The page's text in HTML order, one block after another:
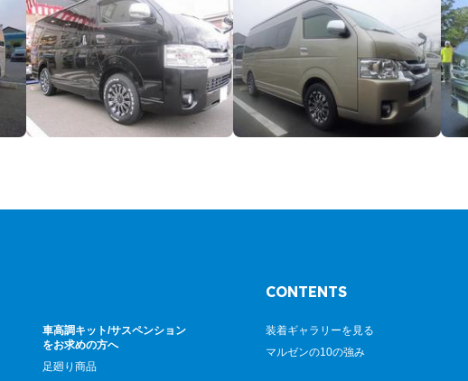
車高調キット/サスペンション
をお求めの方へ
足廻り商品
CONTENTS
装着ギャラリーを見る
マルゼンの10の強み